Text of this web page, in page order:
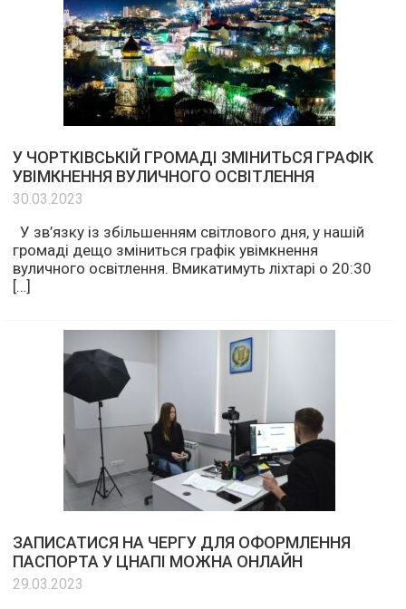
У ЧОРТКІВСЬКІЙ ГРОМАДІ ЗМІНИТЬСЯ ГРАФІК
УВІМКНЕННЯ ВУЛИЧНОГО ОСВІТЛЕННЯ
30.03.2023
У зв’язку із збільшенням світлового дня, у нашій
громаді дещо зміниться графік увімкнення
вуличного освітлення. Вмикатимуть ліхтарі о 20:30
[…]
ЗАПИСАТИСЯ НА ЧЕРГУ ДЛЯ ОФОРМЛЕННЯ
ПАСПОРТА У ЦНАПІ МОЖНА ОНЛАЙН
29.03.2023